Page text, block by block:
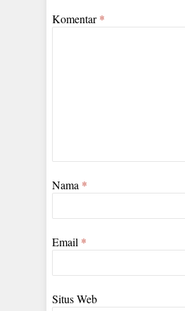
Komentar*
Nama *
Email *
Situs Web